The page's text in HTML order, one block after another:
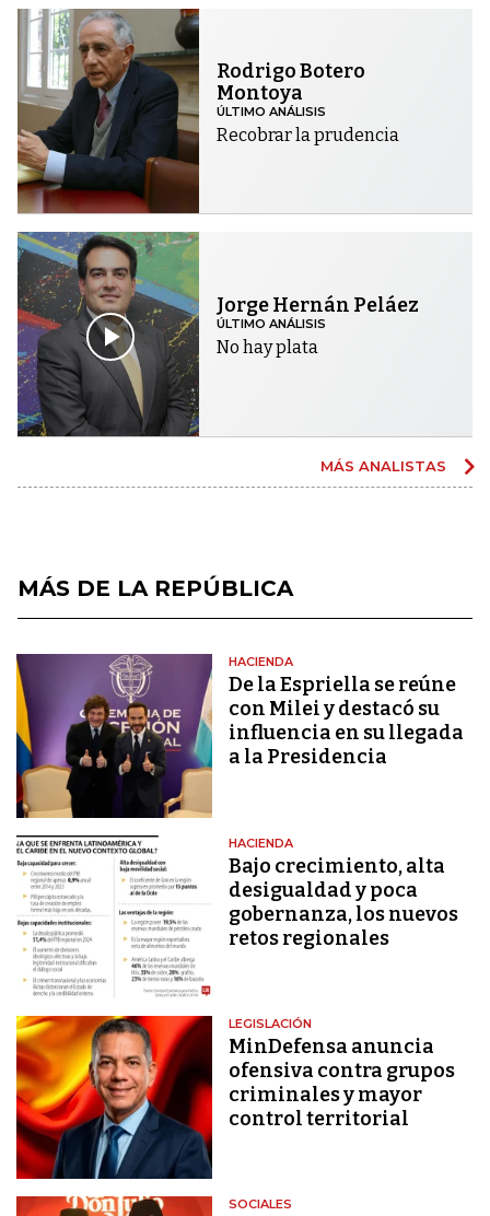
Rodrigo Botero
Montoya
ÚLTIMO ANÁLISIS
Recobrar la prudencia
Jorge Hernán Peláez
ÚLTIMO ANÁLISIS
No hay plata
MÁS ANALISTAS
MÁS DE LA REPÚBLICA
HACIENDA
De la Espriella se reúne
con Milei y destacó su
influencia en su llegada
a la Presidencia
HACIENDA
Bajo crecimiento, alta
desigualdad y poca
gobernanza, los nuevos
retos regionales
LEGISLACIÓN
MinDefensa anuncia
ofensiva contra grupos
criminales y mayor
control territorial
SOCIALES